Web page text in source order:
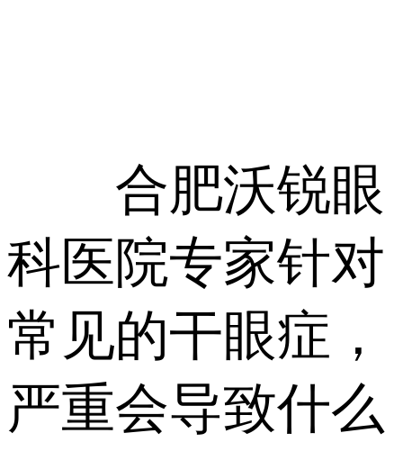
合肥沃锐眼
科医院专家针对
常见的干眼症，
严重会导致什么